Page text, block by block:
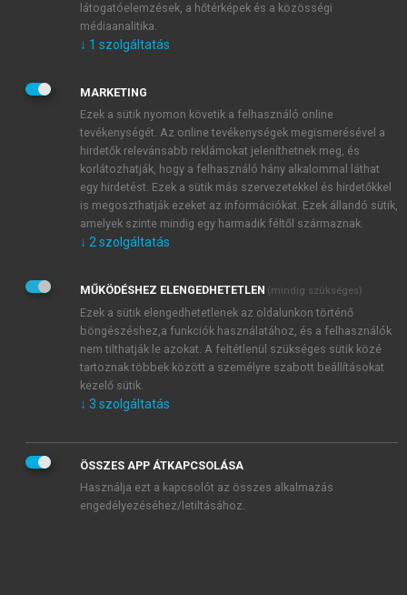
JELSZÓ
JELSZÓ ÚJRA
Kérek értesítést a MeRSZ újdonságairól, akcióiról.
Kérek értesítést az Akadémiai Kiadó Zrt. újdonságairól,
Adatkezelési tájékoztatóbanfoglaltakat tudomásul
veszem és elfogadom.
Általános vásárlási feltételeket, valamint a szotar.netés a
mersz.huoldalak licencszerződéseiben foglaltakat
tudomásul veszem és elfogadom.
KIPRÓBÁLOM
látogatóelemzések, a hőtérképek és a közösségi
médiaanalitika.
↓ 1 szolgáltatás
MARKETING
Ezek a sütik nyomon követik a felhasználó online
tevékenységét. Az online tevékenységek megismerésével a
hirdetők relevánsabb reklámokat jeleníthetnek meg, és
korlátozhatják, hogy a felhasználó hány alkalommal láthat
egy hirdetést. Ezek a sütik más szervezetekkel és hirdetőkkel
is megoszthatják ezeket az információkat. Ezek állandó sütik,
amelyek szinte mindig egy harmadik féltől származnak.
↓ 2 szolgáltatás
MŰKÖDÉSHEZ ELENGEDHETETLEN (mindig szükséges)
Ezek a sütik elengedhetetlenek az oldalunkon történő
böngészéshez,a funkciók használatához, és a felhasználók
nem tilthatják le azokat. A feltétlenül szükséges sütik közé
tartoznak többek között a személyre szabott beállításokat
kezelő sütik.
↓ 3 szolgáltatás
ÖSSZES APP ÁTKAPCSOLÁSA
Használja ezt a kapcsolót az összes alkalmazás
engedélyezéséhez/letiltásához.